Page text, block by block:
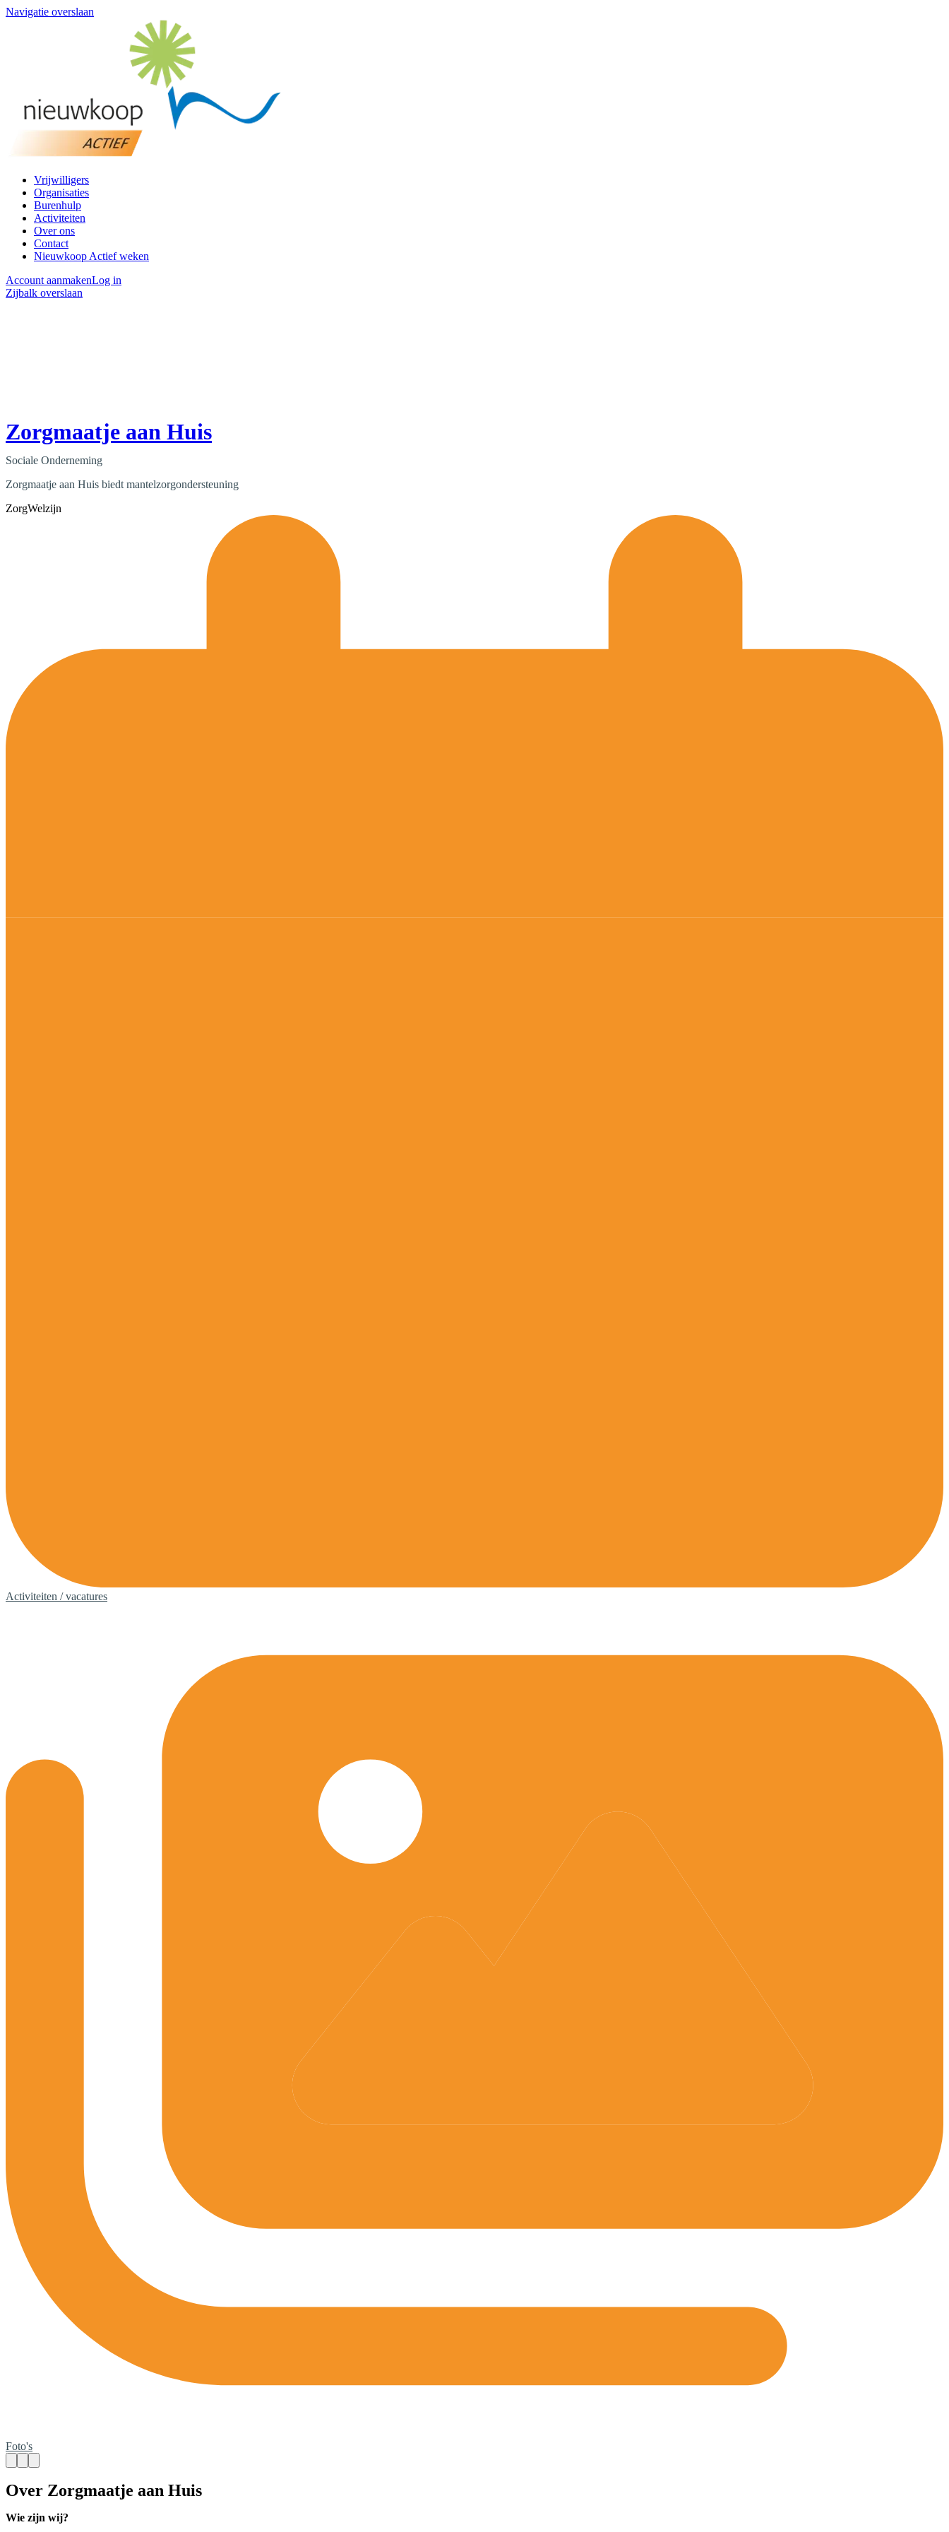
Navigatie overslaan
Vrijwilligers
Organisaties
Burenhulp
Activiteiten
Over ons
Contact
Nieuwkoop Actief weken
Account aanmakenLog in
Zijbalk overslaan
Zorgmaatje aan Huis
Sociale Onderneming
Zorgmaatje aan Huis biedt mantelzorgondersteuning
ZorgWelzijn
Activiteiten / vacatures
Foto's
Over Zorgmaatje aan Huis
Wie zijn wij?